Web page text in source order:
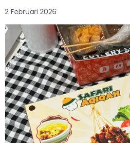
2 Februari 2026